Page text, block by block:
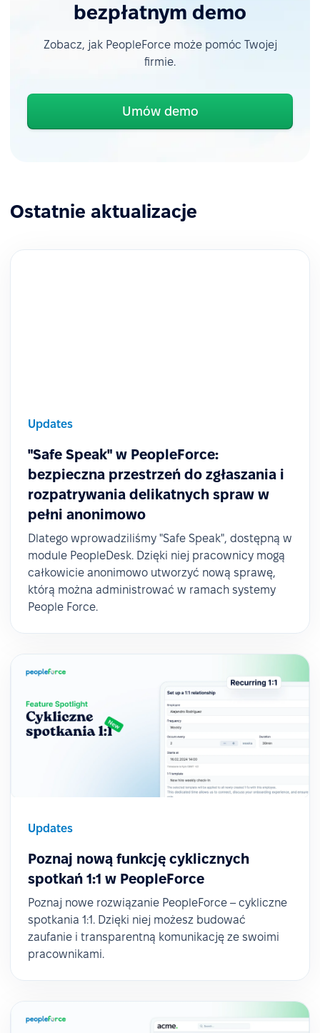
bezpłatnym demo
Zobacz, jak PeopleForce może pomóc Twojej
firmie.
Umów demo
Ostatnie aktualizacje
Updates
"Safe Speak" w PeopleForce:
bezpieczna przestrzeń do zgłaszania i
rozpatrywania delikatnych spraw w
pełni anonimowo
Dlatego wprowadziliśmy "Safe Speak", dostępną w
module PeopleDesk. Dzięki niej pracownicy mogą
całkowicie anonimowo utworzyć nową sprawę,
którą można administrować w ramach systemy
People Force.
Updates
Poznaj nową funkcję cyklicznych
spotkań 1:1 w PeopleForce
Poznaj nowe rozwiązanie PeopleForce – cykliczne
spotkania 1:1. Dzięki niej możesz budować
zaufanie i transparentną komunikację ze swoimi
pracownikami.